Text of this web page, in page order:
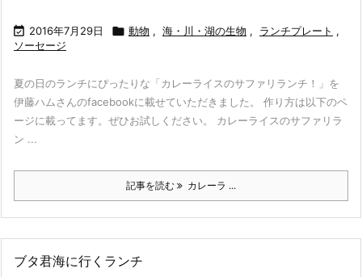
 2016年7月29日  動物 , 海・川・湖の生物 , ランチプレート ,
ソーセージ
夏の日のランチにぴったりな「カレーライスのサファリランチ！」を
伊藤ハムさんのfacebookに載せていただきました。 作り方は以下のペ
ージに載ってます。ぜひお試しください。 カレーライスのサファリラ
ン ...
記事を読む カレーラ ...
ブタ君海に行くランチ